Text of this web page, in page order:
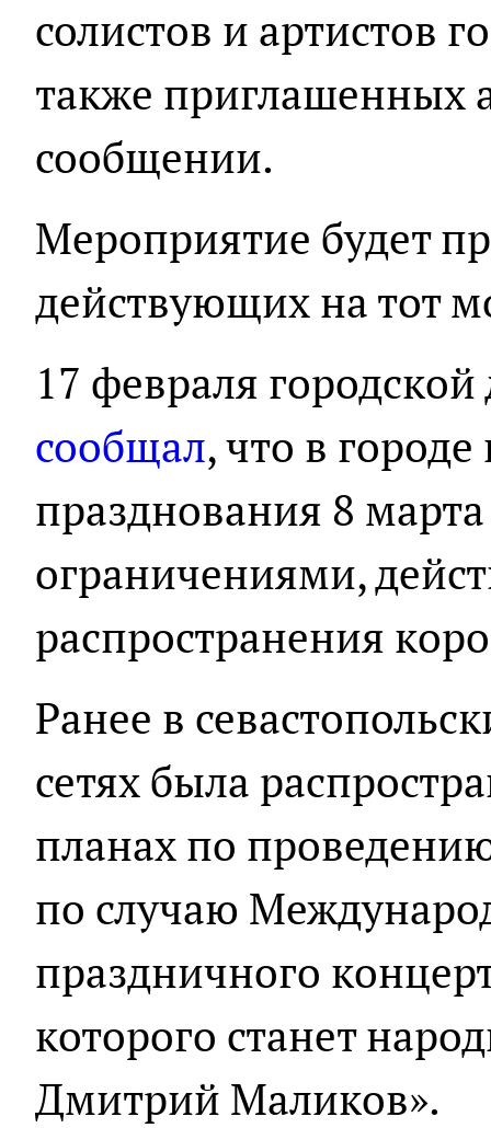
солистов и артистов
также приглашенных
сообщении.
Мероприятие будет
действующих на тот
17 февраля
сообщал, что в
празднования 8 марта
ограничениями,
распространения
Ранее в
сетях была
планах по
по случаю
праздничного
которого станет
Дмитрий Маликов».